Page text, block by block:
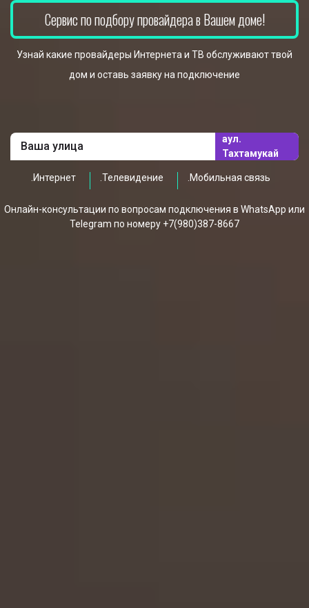
Сервис по подбору провайдера в Вашем доме!
Узнай какие провайдеры Интернета и ТВ обслуживают твой
дом и оставь заявку на подключение
аул.
Тахтамукай
.Интернет .Телевидение .Мобильная связь
Онлайн-консультации по вопросам подключения в WhatsApp или
Telegram по номеру +7(980)387-8667